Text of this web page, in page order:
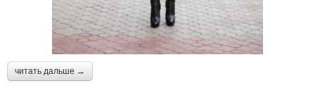
читать дальше →